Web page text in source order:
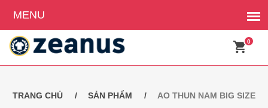
0
TRANG CHỦ SẢN PHẨM AO THUN NAM BIG SIZE